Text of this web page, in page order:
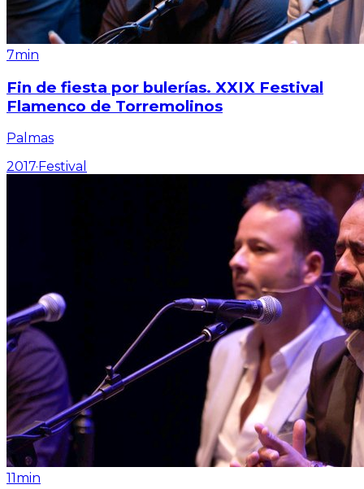
7min
Fin de fiesta por bulerías. XXIX Festival
Flamenco de Torremolinos
Palmas
2017· Festival
11min